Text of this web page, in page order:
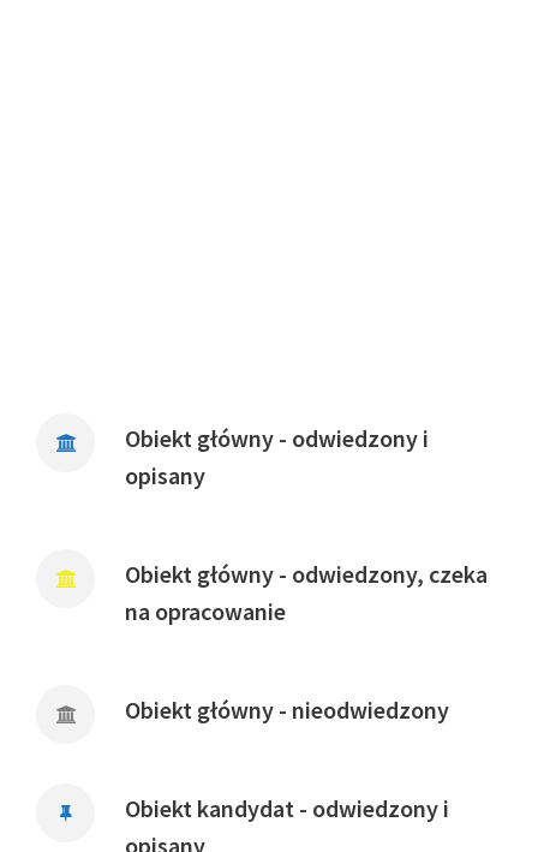
Obiekt główny - odwiedzony i
opisany
Obiekt główny - odwiedzony, czeka
na opracowanie
Obiekt główny - nieodwiedzony
Obiekt kandydat - odwiedzony i
opisany